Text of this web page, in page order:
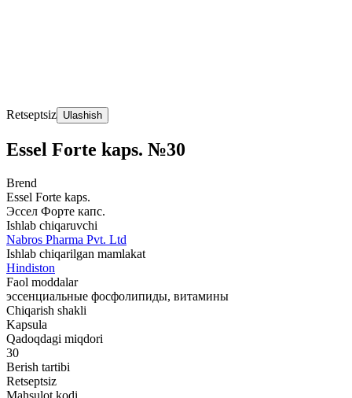
Retseptsiz Ulashish
Essel Forte kaps. №30
Brend
Essel Forte kaps.
Эссел Форте капс.
Ishlab chiqaruvchi
Nabros Pharma Pvt. Ltd
Ishlab chiqarilgan mamlakat
Hindiston
Faol moddalar
эссенциальные фосфолипиды, витамины
Chiqarish shakli
Kapsula
Qadoqdagi miqdori
30
Berish tartibi
Retseptsiz
Mahsulot kodi